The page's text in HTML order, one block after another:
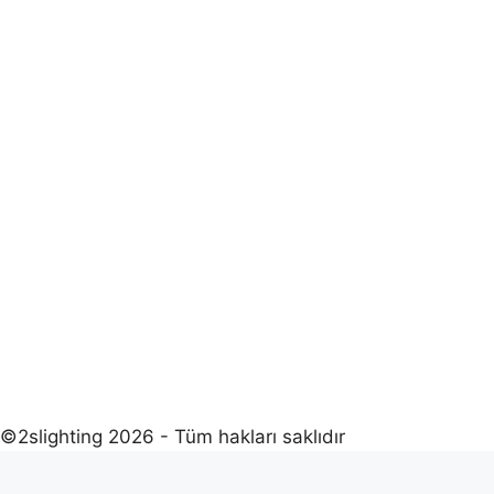
©2slighting 2026 - Tüm hakları saklıdır